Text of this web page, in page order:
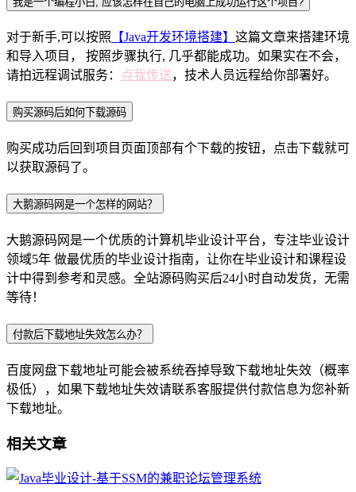
对于新手,可以按照 【Java开发环境搭建】 这篇文章来搭建环境
和导入项目， 按照步骤执行, 几乎都能成功。如果实在不会，
请拍远程调试服务：
点我传送，技术人员远程给你部署好。
购买源码后如何下载源码
购买成功后回到项目页面顶部有个下载的按钮，点击下载就可
以获取源码了。
大鹅源码网是一个怎样的网站？
大鹅源码网是一个优质的计算机毕业设计平台，专注毕业设计
领域5年 做最优质的毕业设计指南，让你在毕业设计和课程设
计中得到参考和灵感。全站源码购买后24小时自动发货，无需
等待！
付款后下载地址失效怎么办？
百度网盘下载地址可能会被系统吞掉导致下载地址失效（概率
极低），如果下载地址失效请联系客服提供付款信息为您补新
下载地址。
相关文章